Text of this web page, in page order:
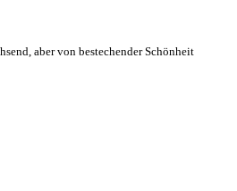
aber von bestechender Schönheit